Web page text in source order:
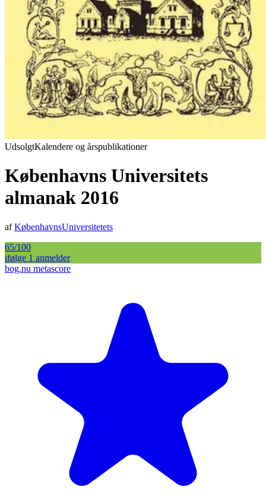
UdsolgtKalendere og årspublikationer
Københavns Universitets
almanak 2016
afKøbenhavnsUniversitetets
65/100
ifølge 1 anmelder
bog.nu metascore